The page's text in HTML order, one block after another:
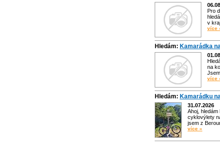
Pro
v
více
Hledám: Kamarádka
na
více
Hledám: Kamarádku
31.07.2026
Ahoj,
cyklovýlety
jsem z
více »